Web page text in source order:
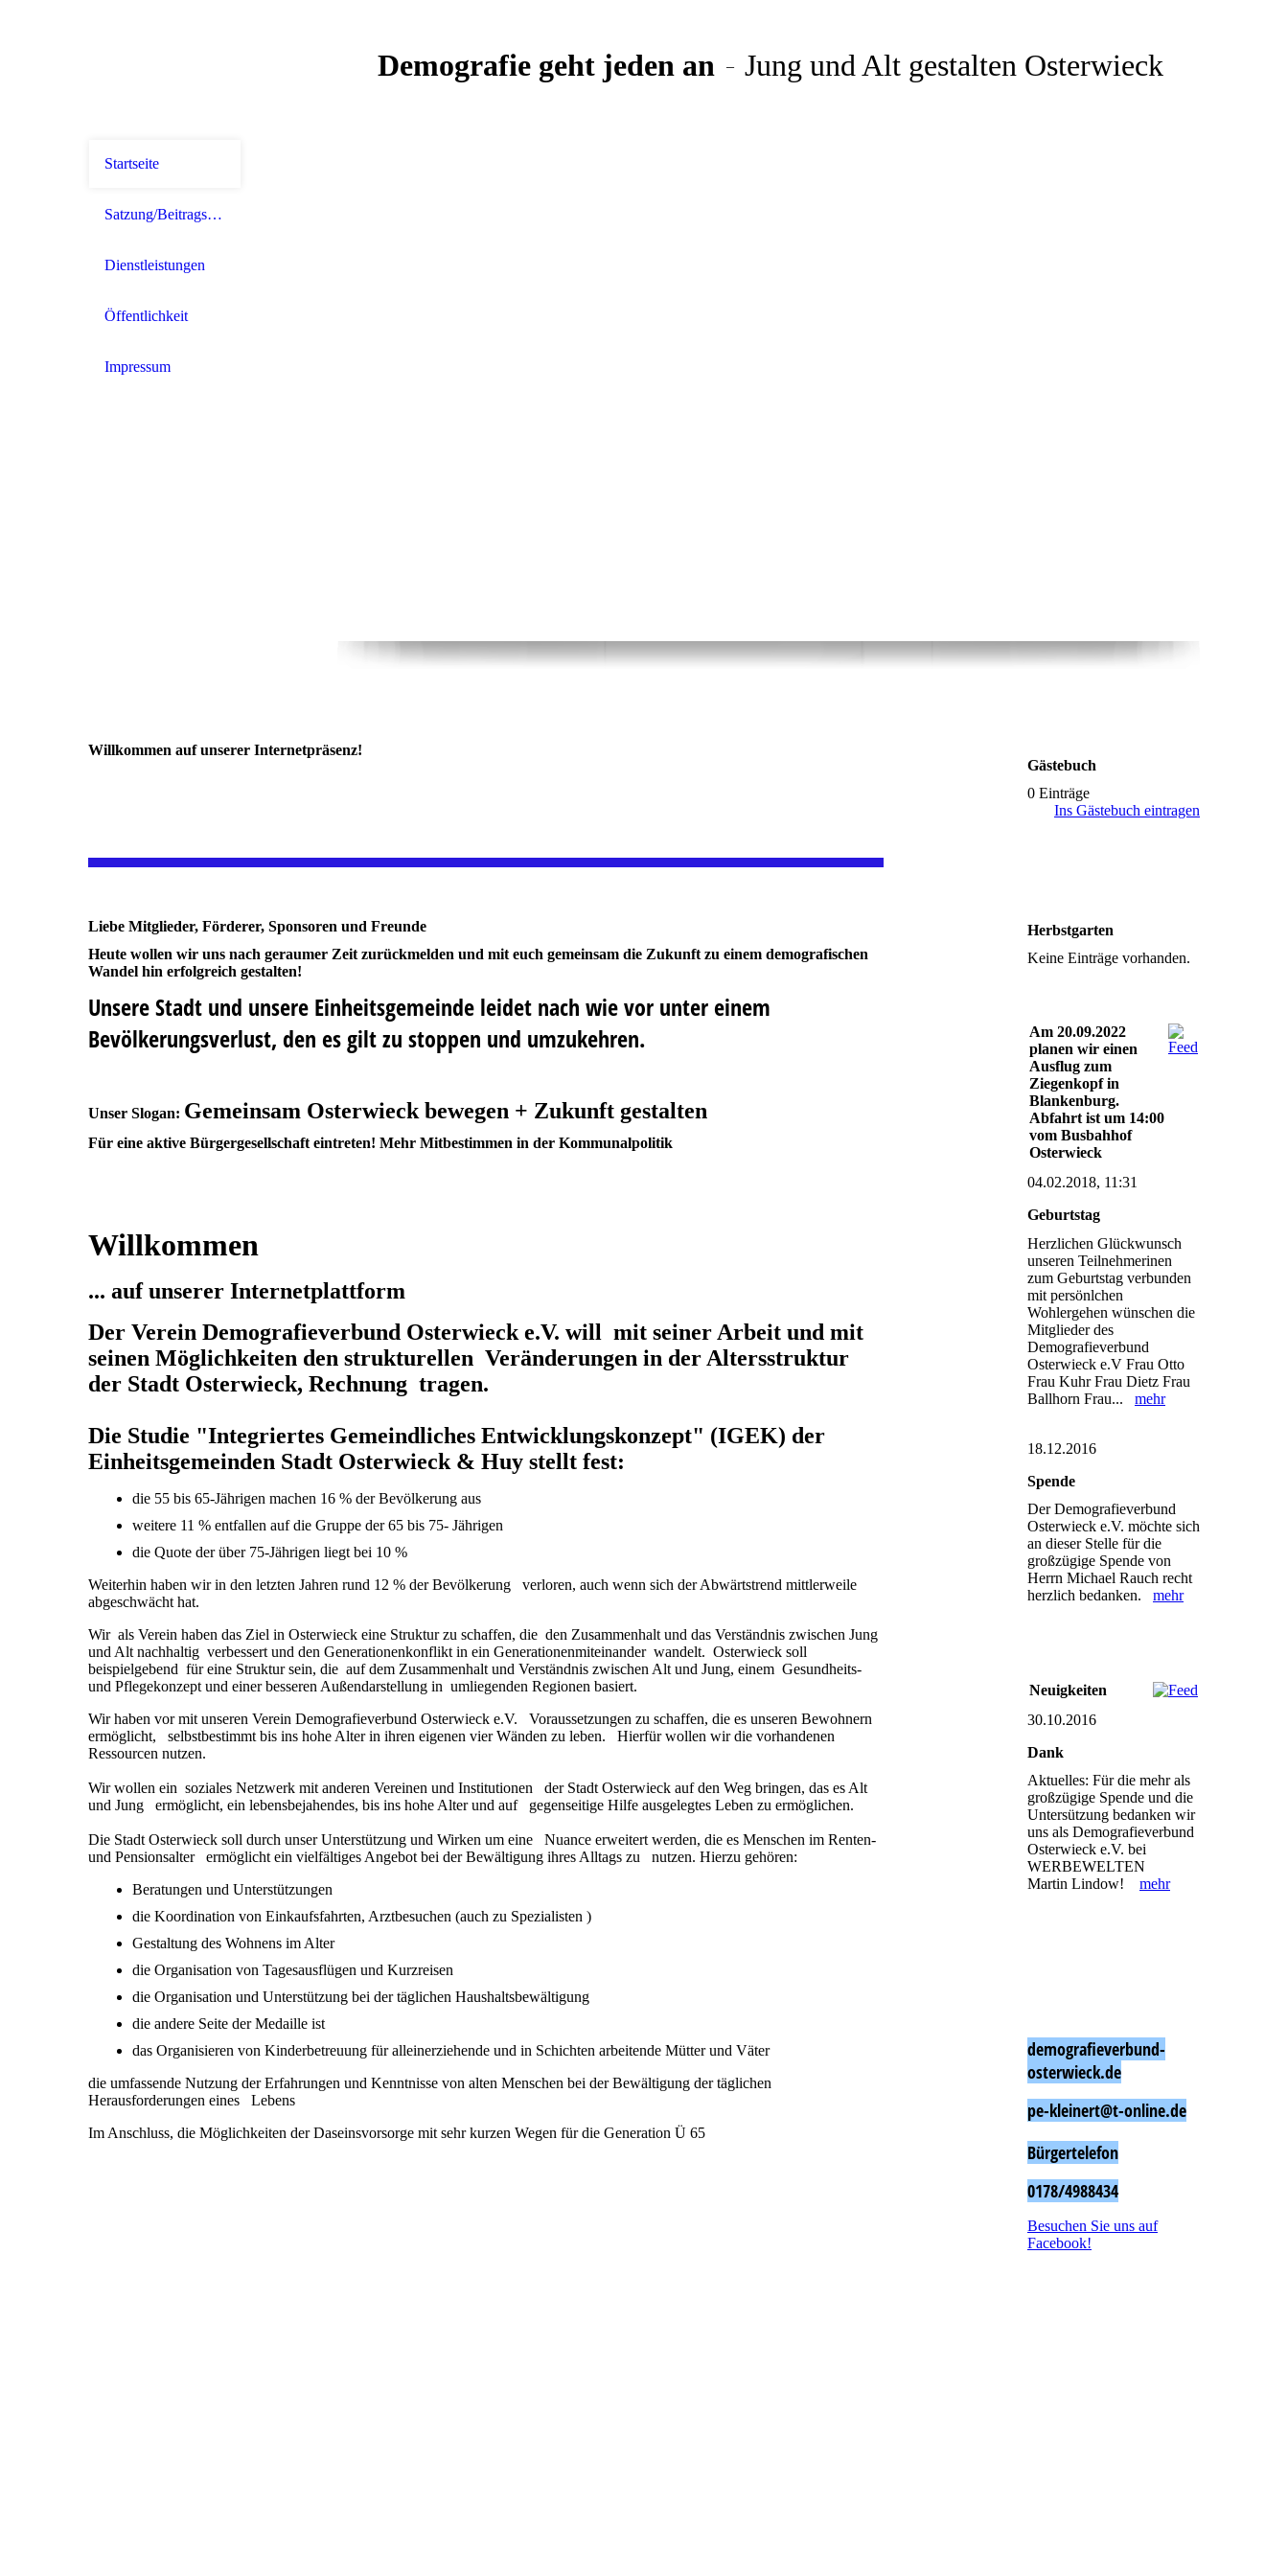
Demografie geht jeden an – Jung und Alt gestalten Osterwieck
Startseite
Satzung/Beitragsordnung
Dienstleistungen
Öffentlichkeit
Impressum
Willkommen auf unserer Internetpräsenz!
Liebe Mitglieder, Förderer, Sponsoren und Freunde
Heute wollen wir uns nach geraumer Zeit zurückmelden und mit euch gemeinsam die Zukunft zu einem demografischen
Wandel hin erfolgreich gestalten!
Unsere Stadt und unsere Einheitsgemeinde leidet nach wie vor unter einem
Bevölkerungsverlust, den es gilt zu stoppen und umzukehren.
Unser Slogan: Gemeinsam Osterwieck bewegen + Zukunft gestalten
Für eine aktive Bürgergesellschaft eintreten! Mehr Mitbestimmen in der Kommunalpolitik
Willkommen
... auf unserer Internetplattform
Der Verein Demografieverbund Osterwieck e.V. will mit seiner Arbeit und mit
seinen Möglichkeiten den strukturellen Veränderungen in der Altersstruktur
der Stadt Osterwieck, Rechnung tragen.
Die Studie "Integriertes Gemeindliches Entwicklungskonzept" (IGEK) der
Einheitsgemeinden Stadt Osterwieck & Huy stellt fest:
die 55 bis 65-Jährigen machen 16 % der Bevölkerung aus
weitere 11 % entfallen auf die Gruppe der 65 bis 75- Jährigen
die Quote der über 75-Jährigen liegt bei 10 %
Weiterhin haben wir in den letzten Jahren rund 12 % der Bevölkerung verloren, auch wenn sich der Abwärtstrend mittlerweile
abgeschwächt hat.
Wir als Verein haben das Ziel in Osterwieck eine Struktur zu schaffen, die den Zusammenhalt und das Verständnis zwischen Jung
und Alt nachhaltig verbessert und den Generationenkonflikt in ein Generationenmiteinander wandelt. Osterwieck soll
beispielgebend für eine Struktur sein, die auf dem Zusammenhalt und Verständnis zwischen Alt und Jung, einem Gesundheits-
und Pflegekonzept und einer besseren Außendarstellung in umliegenden Regionen basiert.
Wir haben vor mit unseren Verein Demografieverbund Osterwieck e.V. Voraussetzungen zu schaffen, die es unseren Bewohnern
ermöglicht, selbstbestimmt bis ins hohe Alter in ihren eigenen vier Wänden zu leben. Hierfür wollen wir die vorhandenen
Ressourcen nutzen.
Wir wollen ein soziales Netzwerk mit anderen Vereinen und Institutionen der Stadt Osterwieck auf den Weg bringen, das es Alt
und Jung ermöglicht, ein lebensbejahendes, bis ins hohe Alter und auf gegenseitige Hilfe ausgelegtes Leben zu ermöglichen.
Die Stadt Osterwieck soll durch unser Unterstützung und Wirken um eine Nuance erweitert werden, die es Menschen im Renten-
und Pensionsalter ermöglicht ein vielfältiges Angebot bei der Bewältigung ihres Alltags zu nutzen. Hierzu gehören:
Beratungen und Unterstützungen
die Koordination von Einkaufsfahrten, Arztbesuchen (auch zu Spezialisten )
Gestaltung des Wohnens im Alter
die Organisation von Tagesausflügen und Kurzreisen
die Organisation und Unterstützung bei der täglichen Haushaltsbewältigung
die andere Seite der Medaille ist
das Organisieren von Kinderbetreuung für alleinerziehende und in Schichten arbeitende Mütter und Väter
die umfassende Nutzung der Erfahrungen und Kenntnisse von alten Menschen bei der Bewältigung der täglichen
Herausforderungen eines Lebens
Im Anschluss, die Möglichkeiten der Daseinsvorsorge mit sehr kurzen Wegen für die Generation Ü 65
Gästebuch
0 Einträge
Ins Gästebuch eintragen
Herbstgarten
Keine Einträge vorhanden.
Am 20.09.2022
planen wir einen
Ausflug zum
Ziegenkopf in
Blankenburg.
Abfahrt ist um 14:00
vom Busbahhof
Osterwieck
04.02.2018, 11:31
Geburtstag
Herzlichen Glückwunsch
unseren Teilnehmerinen
zum Geburtstag verbunden
mit persönlchen
Wohlergehen wünschen die
Mitglieder des
Demografieverbund
Osterwieck e.V Frau Otto
Frau Kuhr Frau Dietz Frau
Ballhorn Frau... mehr
18.12.2016
Spende
Der Demografieverbund
Osterwieck e.V. möchte sich
an dieser Stelle für die
großzügige Spende von
Herrn Michael Rauch recht
herzlich bedanken. mehr
Neuigkeiten
30.10.2016
Dank
Aktuelles: Für die mehr als
großzügige Spende und die
Untersützung bedanken wir
uns als Demografieverbund
Osterwieck e.V. bei
WERBEWELTEN
Martin Lindow! mehr
demografieverbund-
osterwieck.de
pe-kleinert@t-online.de
Bürgertelefon
0178/4988434
Besuchen Sie uns auf
Facebook!